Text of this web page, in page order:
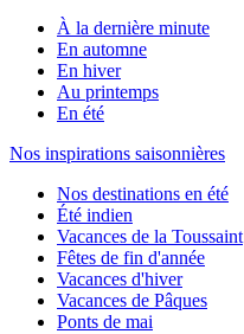
À la dernière minute
En automne
En hiver
Au printemps
En été
Nos inspirations saisonnières
Nos destinations en été
Été indien
Vacances de la Toussaint
Fêtes de fin d'année
Vacances d'hiver
Vacances de Pâques
Ponts de mai